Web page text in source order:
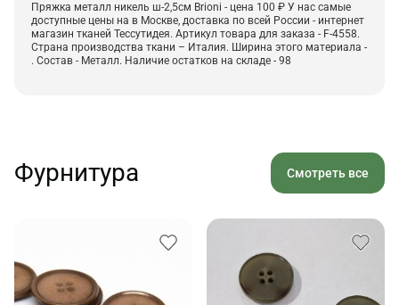
Пряжка металл никель ш-2,5см Brioni - цена 100 ₽ У нас самые
доступные цены на в Москве, доставка по всей России - интернет
магазин тканей Тессутидея. Артикул товара для заказа - F-4558.
Страна производства ткани – Италия. Ширина этого материала -
. Состав - Металл. Наличие остатков на складе - 98
Фурнитура Смотреть все